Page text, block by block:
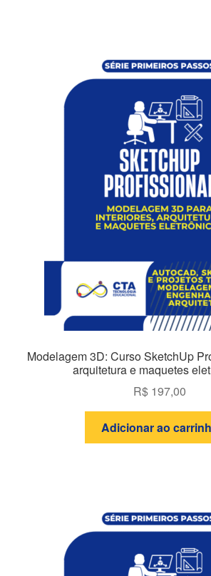
Modelagem 3D: Curso SketchUp
arquitetura e maquetes
R$ 197,00
Adicionar ao